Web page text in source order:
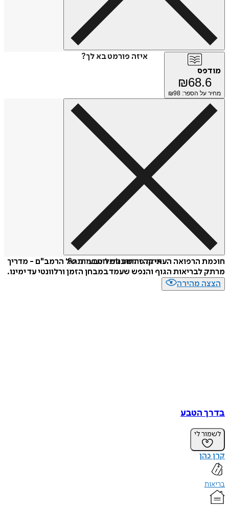
איזה פורמט בא לך?
מודפס
₪68.6
מחיר על הספר: ₪ 98
איזה פורמט לשלוח כמתנה?
חוכמת הרפואה העתיקה והתובנות הטבעיות של הרמב"ם - מדריך
מרתק לבריאות הגוף והנפש שעמד במבחן הזמן ורלוונטי עד ימינו.
הצצה מהירה
בדרך הטבע
לשמור לי
קרן כהן
בריאות